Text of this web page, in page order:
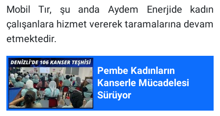
Mobil Tır, şu anda Aydem Enerjide kadın
çalışanlara hizmet vererek taramalarına devam
etmektedir.
Pembe Kadınların
Kanserle Mücadelesi
Sürüyor